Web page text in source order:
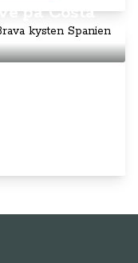
på Costa